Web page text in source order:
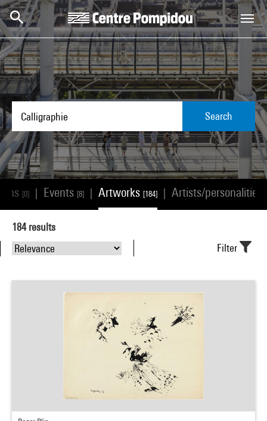
Skip to main content
Centre Pompidou
Search
[0] Events [8] Artworks [184] Artists/personalities
184results
Filter